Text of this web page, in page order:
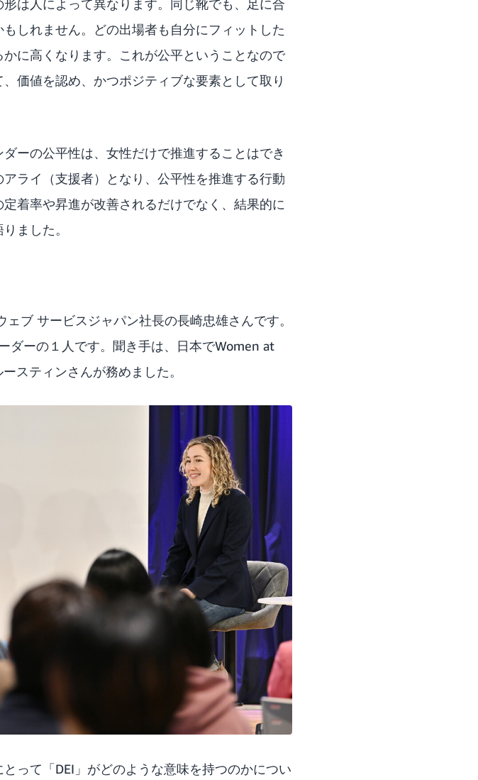
は人によって異なります。同じ靴でも、足に合
しれません。どの出場者も自分にフィットした
に高くなります。これが公平ということなので
価値を認め、かつポジティブな要素として取り
ーの公平性は、女性だけで推進することはでき
ライ（支援者）となり、公平性を推進する行動
着率や昇進が改善されるだけでなく、結果的に
ました。
ブ サービスジャパン社長の長崎忠雄さんです。
ダーの１人です。聞き手は、日本でWomen at
スティンさんが務めました。
って「DEI」がどのような意味を持つのかについ